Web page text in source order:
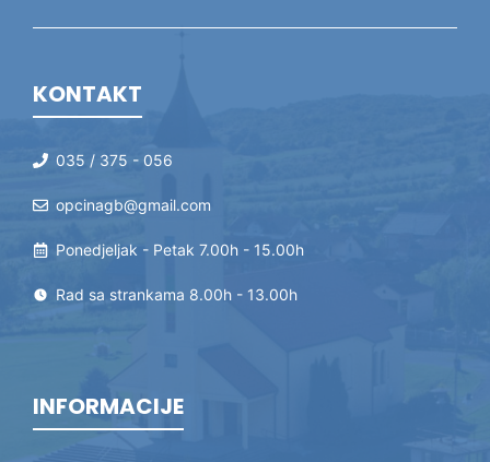
KONTAKT
035 / 375 - 056
opcinagb@gmail.com
Ponedjeljak - Petak 7.00h - 15.00h
Rad sa strankama 8.00h - 13.00h
INFORMACIJE